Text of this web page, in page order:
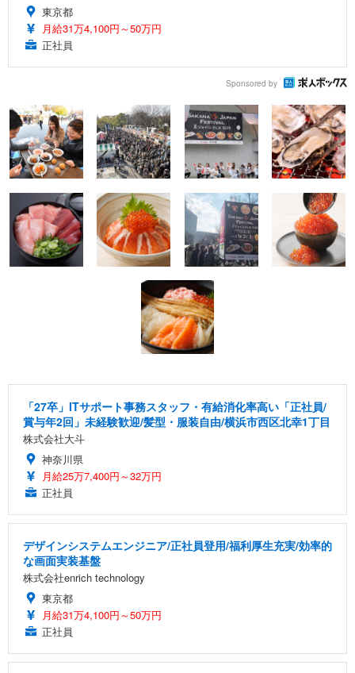
東京都
月給31万4,100円～50万円
正社員
Sponsored by
「27卒」ITサポート事務スタッフ・有給消化率高い「正社員/
賞与年2回」未経験歓迎/髪型・服装自由/横浜市西区北幸1丁目
株式会社大斗
神奈川県
月給25万7,400円～32万円
正社員
デザインシステムエンジニア/正社員登用/福利厚生充実/効率的
な画面実装基盤
株式会社enrich technology
東京都
月給31万4,100円～50万円
正社員